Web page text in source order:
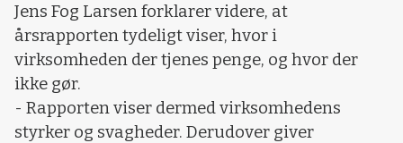
Jens Fog Larsen forklarer videre, at
årsrapporten tydeligt viser, hvor i
virksomheden der tjenes penge, og hvor der
ikke gør.
- Rapporten viser dermed virksomhedens
styrker og svagheder. Derudover giver